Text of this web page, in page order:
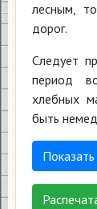
лесным,
дорог.
Следует
период
хлебных
быть